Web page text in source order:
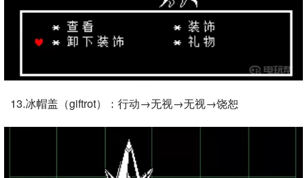
13.冰帽盖（giftrot）：行动→无视→无视→饶恕